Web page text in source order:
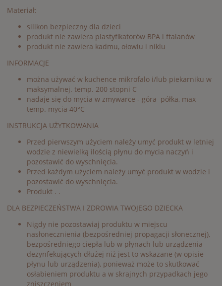
Materiał:
silikon bezpieczny dla dzieci
produkt nie zawiera plastyfikatorów BPA i ftalanów
produkt nie zawiera kadmu, ołowiu i niklu
INFORMACJE
można używać w kuchence mikrofalo i/lub piekarniku w
maksymalnej. temp. 200 stopni C
nadaje się do mycia w zmywarce - góra półka, max
temp. mycia 40°C
INSTRUKCJA UŻYTKOWANIA
Przed pierwszym użyciem należy umyć produkt w letniej
wodzie z niewielką ilością płynu do mycia naczyń i
pozostawić do wyschnięcia.
Przed każdym użyciem należy umyć produkt w wodzie i
pozostawić do wyschnięcia.
Produkt . .
DLA BEZPIECZEŃSTWA I ZDROWIA TWOJEGO DZIECKA
Nigdy nie pozostawiaj produktu w miejscu
nasłonecznienia (bezpośredniej propagacji słonecznej),
bezpośredniego ciepła lub w płynach lub urządzenia
dezynfekujących dłużej niż jest to wskazane (w opisie
płynu lub urządzenia), ponieważ może to skutkować
osłabieniem produktu a w skrajnych przypadkach jego
zniszczeniem